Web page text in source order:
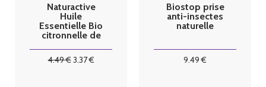
Naturactive
Huile
Essentielle Bio
citronnelle de
4.49€3.37€
Biostop prise
anti-insectes
naturelle
9.49 €